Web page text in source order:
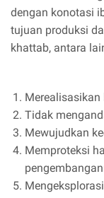
dengan konotasi
tujuan produksi
khattab, antara
Tidak
Mewujudkan
Memproteksi